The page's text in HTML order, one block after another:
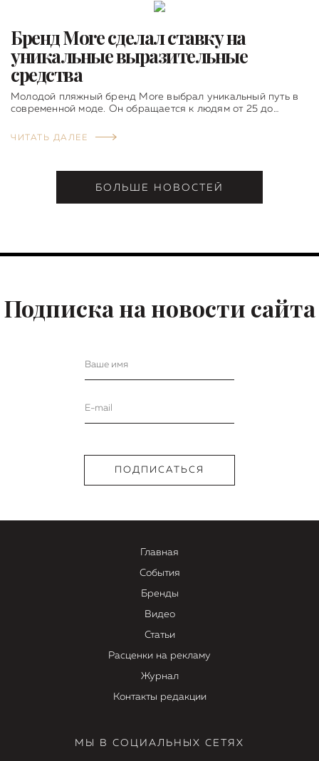
Бренд More сделал ставку на
уникальные выразительные
средства
Молодой пляжный бренд More выбрал уникальный путь в
современной моде. Он обращается к людям от 25 до…
ЧИТАТЬ ДАЛЕЕ
БОЛЬШЕ НОВОСТЕЙ
Подписка на новости сайта
Главная
События
Бренды
Видео
Статьи
Расценки на рекламу
Журнал
Контакты редакции
МЫ В СОЦИАЛЬНЫХ СЕТЯХ